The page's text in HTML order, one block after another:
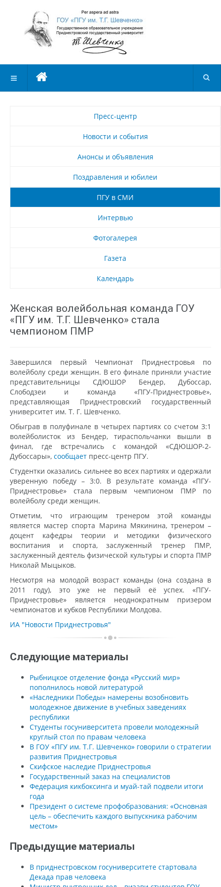
Пресс-центр
Новости и события
Анонсы и объявления
Поздравления и юбилеи
ПГУ в СМИ
Интервью
Фотогалерея
Газета
Календарь
Женская волейбольная команда ГОУ
«ПГУ им. Т.Г. Шевченко» стала
чемпионом ПМР
Завершился первый Чемпионат Приднестровья по
волейболу среди женщин. В его финале приняли участие
представительницы СДЮШОР Бендер, Дубоссар,
Слободзеи и команда «ПГУ-Приднестровье»,
представляющая Приднестровский государственный
университет им. Т. Г. Шевченко.
Обыграв в полуфинале в четырех партиях со счетом 3:1
волейболисток из Бендер, тираспольчанки вышли в
финал, где встречались с командой «СДЮШОР-2-
Дубоссары», сообщает пресс-центр ПГУ.
Студентки оказались сильнее во всех партиях и одержали
уверенную победу – 3:0. В результате команда «ПГУ-
Приднестровье» стала первым чемпионом ПМР по
волейболу среди женщин.
Отметим, что играющим тренером этой команды
является мастер спорта Марина Мякинина, тренером –
доцент кафедры теории и методики физического
воспитания и спорта, заслуженный тренер ПМР,
заслуженный деятель физической культуры и спорта ПМР
Николай Мыцыков.
Несмотря на молодой возраст команды (она создана в
2011 году), это уже не первый её успех. «ПГУ-
Приднестровье» является неоднократным призером
чемпионатов и кубков Республики Молдова.
ИА "Новости Приднестровья"
Следующие материалы
Рыбницкое отделение фонда «Русский мир»
пополнилось новой литературой
«Наследники Победы» намерены возобновить
молодежное движение в учебных заведениях
республики
Студенты госуниверситета провели молодежный
круглый стол по правам человека
В ГОУ «ПГУ им. Т.Г. Шевченко» говорили о стратегии
развития Приднестровья
Скифское наследие Приднестровья
Государственный заказ на специалистов
Федерация кикбоксинга и муай-тай подвели итоги
года
Президент о системе профобразования: «Основная
цель – обеспечить каждого выпускника рабочим
местом»
Предыдущие материалы
В приднестровском госуниверситете стартовала
Декада прав человека